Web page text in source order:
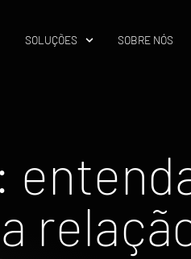
SOLUÇÕES SOBRE NÓS